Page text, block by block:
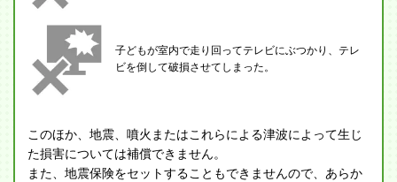
子どもが室内で走り回ってテレビにぶつかり、テレ
ビを倒して破損させてしまった。
このほか、地震、噴火またはこれらによる津波によって生じ
た損害については補償できません。
また、地震保険をセットすることもできませんので、あらか